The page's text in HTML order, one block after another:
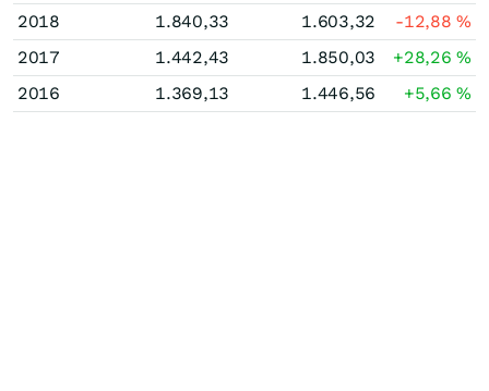
2018
1.840,33 1.603,32 -12,88%
2017
1.442,43 1.850,03 +28,26%
2016
1.369,13 1.446,56 +5,66%